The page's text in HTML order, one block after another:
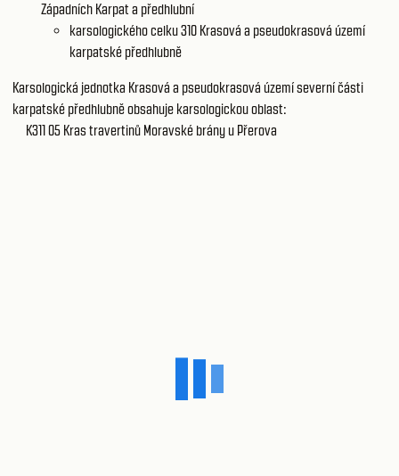
Západních Karpat a předhlubní
karsologického celku 310 Krasová a pseudokrasová území
karpatské předhlubně
Karsologická jednotka Krasová a pseudokrasová území severní části
karpatské předhlubně obsahuje karsologickou oblast:
K311 05 Kras travertinů Moravské brány u Přerova